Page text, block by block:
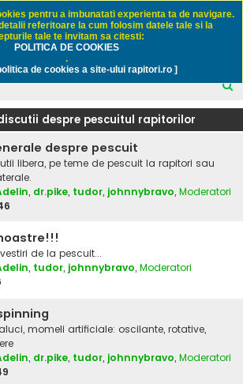
- Pescuit sportiv
C
ă
despre pescuitul rapitorilor
despre pescuit
libera, pe teme de pescuit la rapitori sau
, dr.pike, tudor, johnnybravo, Moderatori
de la pescuit...
, tudor, johnnybravo, Moderatori
momeli artificiale: oscilante, rotative,
, dr.pike, tudor, johnnybravo, Moderatori
pentru a imbunatati experienta ta de navigare.
referitoare la cum folosim datele tale si la
tale te invitam sa citesti:
POLITICA DE COOKIES
.
de cookies a site-ului rapitori.ro ]